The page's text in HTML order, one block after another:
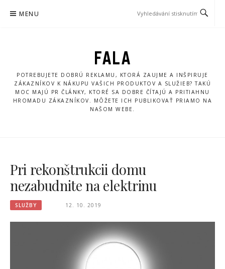
MENU
FALA
POTREBUJETE DOBRÚ REKLAMU, KTORÁ ZAUJME A INŠPIRUJE
ZÁKAZNÍKOV K NÁKUPU VAŠICH PRODUKTOV A SLUŽIEB? TAKÚ
MOC MAJÚ PR ČLÁNKY, KTORÉ SA DOBRE ČÍTAJÚ A PRITIAHNU
HROMADU ZÁKAZNÍKOV. MÔŽETE ICH PUBLIKOVAŤ PRIAMO NA
NAŠOM WEBE.
Pri rekonštrukcii domu
nezabudnite na elektrinu
SLUŽBY 12. 10. 2019